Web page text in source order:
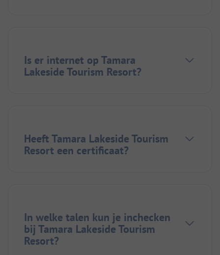
Is er internet op Tamara
Lakeside Tourism Resort?
Heeft Tamara Lakeside Tourism
Resort een certificaat?
In welke talen kun je inchecken
bij Tamara Lakeside Tourism
Resort?